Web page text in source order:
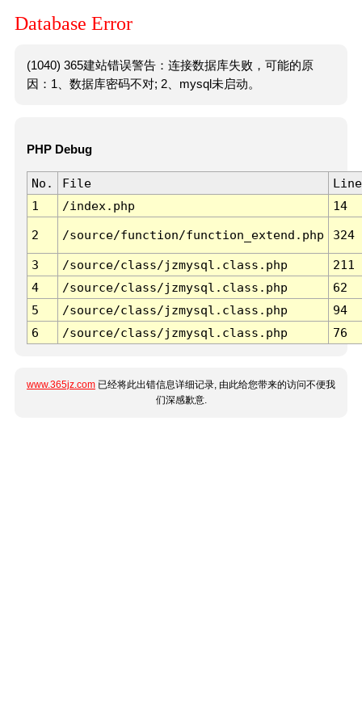
Database Error
(1040) 365建站错误警告：连接数据库失败，可能的原
因：1、数据库密码不对; 2、mysql未启动。
PHP Debug
No. File
Line
1
/index.php 14
2 /source/function/function_extend.php 324
3 /source/class/jzmysql.class.php
211
4
/source/class/jzmysql.class.php
62
5
/source/class/jzmysql.class.php
94
6
/source/class/jzmysql.class.php 76
www.365jz.com 已经将此出错信息详细记录, 由此给您带来的访问不便我
们深感歉意.